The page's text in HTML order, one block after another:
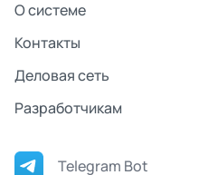
О системе
Контакты
Деловая сеть
Разработчикам
Telegram Bot